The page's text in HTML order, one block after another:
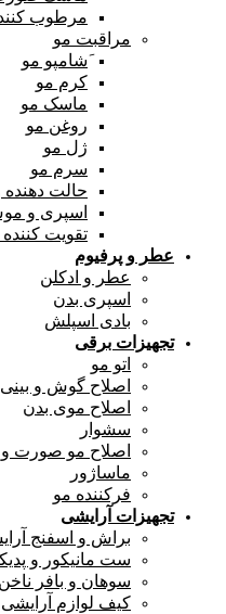
مرطوب
مراقبت مو
َشامپو مو
کرم مو
ماسک مو
روغن مو
ژل مو
سرم مو
حالت دهنده
اسپری و
تقویت
عطر و پرفیوم
عطر و ادکلن
اسپری بدن
بادی اسپلش
تجهیزات برقی
اتو مو
اصلاح گوش و بینی
اصلاح موی بدن
سشوار
اصلاح مو صورت
ماساژور
فرکننده مو
تجهیزات آرایشی
براش و اسفنج
ست مانیکور و
سوهان و بافر ناخن
کیف لوازم آرایشی